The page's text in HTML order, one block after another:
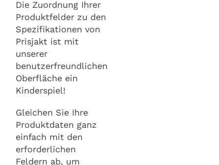
Die Zuordnung Ihrer
Produktfelder zu den
Spezifikationen von
Prisjakt ist mit
unserer
benutzerfreundlichen
Oberfläche ein
Kinderspiel!
Gleichen Sie Ihre
Produktdaten ganz
einfach mit den
erforderlichen
Feldern ab, um